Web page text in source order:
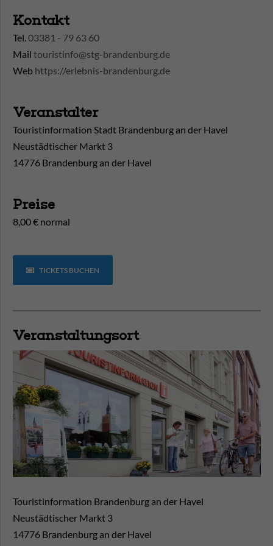
Kontakt
Tel.03381 - 79 63 60
Mail touristinfo@stg-brandenburg.de
Web https://erlebnis-brandenburg.de
Veranstalter
Touristinformation Stadt Brandenburg an der Havel
Neustädtischer Markt 3
14776 Brandenburg an der Havel
Preise
8,00 € normal
TICKETS BUCHEN
Veranstaltungsort
Touristinformation Brandenburg an der Havel
Neustädtischer Markt 3
14776 Brandenburg an der Havel